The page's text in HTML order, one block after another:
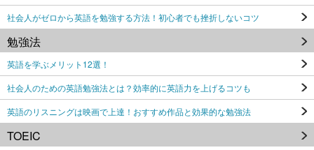
社会人がゼロから英語を勉強する方法！初心者でも挫折しないコツ
勉強法
英語を学ぶメリット12選！
社会人のための英語勉強法とは？効率的に英語力を上げるコツも
英語のリスニングは映画で上達！おすすめ作品と効果的な勉強法
TOEIC